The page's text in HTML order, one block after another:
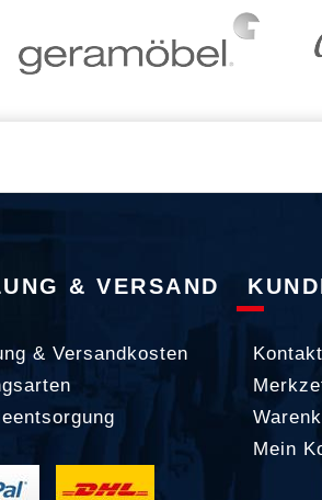
& VERSAND
& Versandkosten
Kontakt
Mein